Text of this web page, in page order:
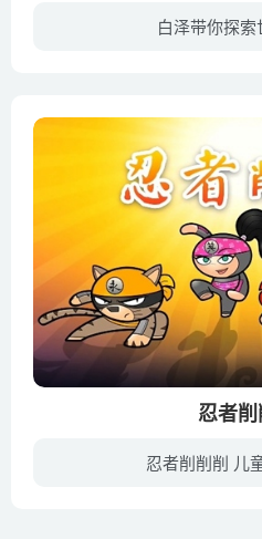
白泽带你探
忍者
忍者削削削 儿